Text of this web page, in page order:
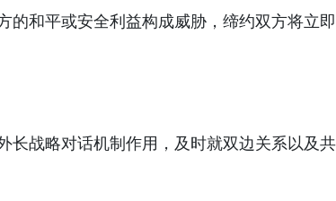
和平或安全利益构成威胁，缔约双方将立即
长战略对话机制作用，及时就双边关系以及